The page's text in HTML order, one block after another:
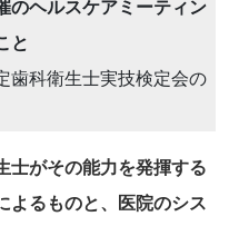
のヘルスケアミーティン
と
歯科衛生士実技検定会の
士がその能力を発揮する
よるものと、医院のシス